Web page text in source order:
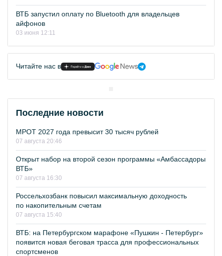
ВТБ запустил оплату по Bluetooth для владельцев
айфонов
03 июня 12:11
Читайте нас в
Последние новости
МРОТ 2027 года превысит 30 тысяч рублей
07 августа 20:46
Открыт набор на второй сезон программы «Амбассадоры
ВТБ»
07 августа 16:30
Россельхозбанк повысил максимальную доходность
по накопительным счетам
07 августа 15:40
ВТБ: на Петербургском марафоне «Пушкин - Петербург»
появится новая беговая трасса для профессиональных
спортсменов